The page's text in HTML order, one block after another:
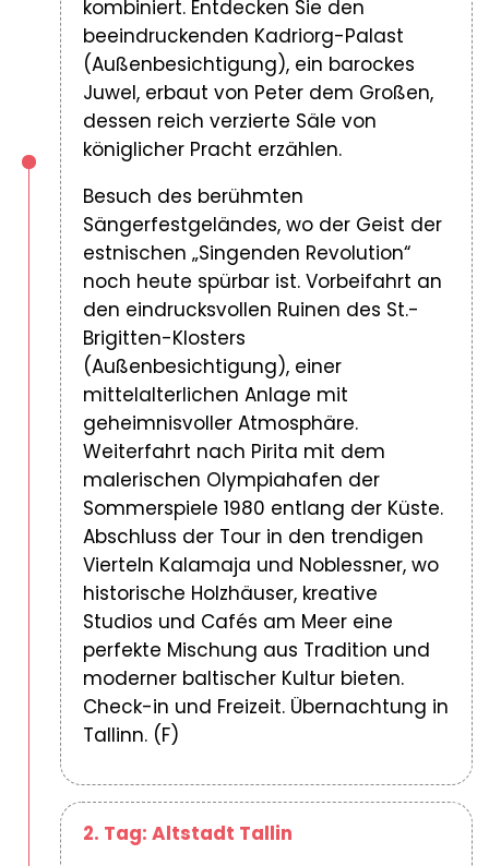
kombiniert. Entdecken Sie den
beeindruckenden Kadriorg-Palast
(Außenbesichtigung), ein barockes
Juwel, erbaut von Peter dem Großen,
dessen reich verzierte Säle von
königlicher Pracht erzählen.
Besuch des berühmten
Sängerfestgeländes, wo der Geist der
estnischen „Singenden Revolution“
noch heute spürbar ist. Vorbeifahrt an
den eindrucksvollen Ruinen des St.-
Brigitten-Klosters
(Außenbesichtigung), einer
mittelalterlichen Anlage mit
geheimnisvoller Atmosphäre.
Weiterfahrt nach Pirita mit dem
malerischen Olympiahafen der
Sommerspiele 1980 entlang der Küste.
Abschluss der Tour in den trendigen
Vierteln Kalamaja und Noblessner, wo
historische Holzhäuser, kreative
Studios und Cafés am Meer eine
perfekte Mischung aus Tradition und
moderner baltischer Kultur bieten.
Check-in und Freizeit. Übernachtung in
Tallinn. (F)
2. Tag: Altstadt Tallin